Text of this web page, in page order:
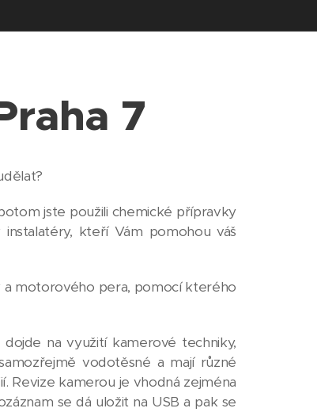
7
jste použili chemické přípravky
kteří Vám pomohou váš
motorového pera, pomocí kterého
na využití kamerové techniky,
vodotěsné a mají různé
Revize kamerou je vhodná zejména
se dá uložit na USB a pak se